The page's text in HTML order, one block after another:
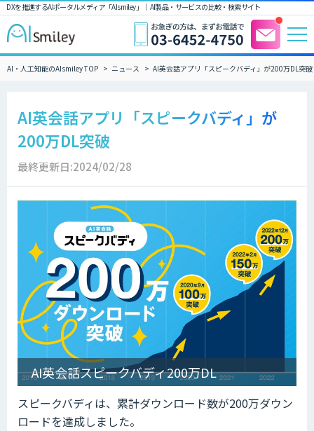
DXを推進するAIポータルメディア「AIsmiley」｜ AI製品・サービスの比較・検索サイト
AI・人工知能のAIsmiley TOP ニュース AI英会話アプリ「スピークバディ」が200万DL突破
AI英会話アプリ「スピークバディ」が
200万DL突破
最終更新日:2024/02/28
AI英会話スピークバディ200万DL
スピークバディは、累計ダウンロード数が200万ダウン
ロードを達成しました。